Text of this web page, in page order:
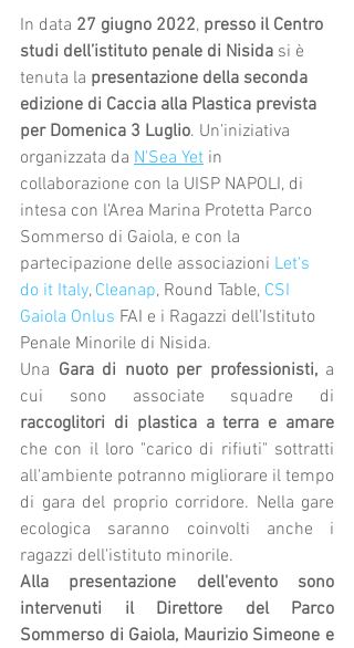
In data 27 giugno 2022, presso il Centro
studi dell’istituto penale di Nisida si è
tenuta la presentazione della seconda
edizione di Caccia alla Plastica prevista
per Domenica 3 Luglio. Un’iniziativa
organizzata da N'Sea Yet in
collaborazione con la UISP NAPOLI, di
intesa con l'Area Marina Protetta Parco
Sommerso di Gaiola, e con la
partecipazione delle associazioni Let's
do it Italy, Cleanap, Round Table, CSI
Gaiola Onlus FAI e i Ragazzi dell’Istituto
Penale Minorile di Nisida.
Una Gara di nuoto per professionisti, a
raccoglitori di plastica a terra e amare
che con il loro "carico di rifiuti" sottratti
all'ambiente potranno migliorare il tempo
di gara del proprio corridore. Nella gare
ecologica saranno coinvolti anche i
ragazzi dell'istituto minorile.
Alla presentazione dell'evento sono
intervenuti il Direttore del Parco
Sommerso di Gaiola, Maurizio Simeone e